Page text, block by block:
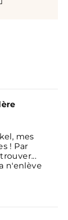
mes
! Par
n'enlève